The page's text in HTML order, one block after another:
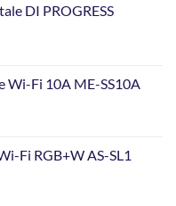
DI PROGRESS
Fi 10A ME-SS10A
Fi RGB+W AS-SL1